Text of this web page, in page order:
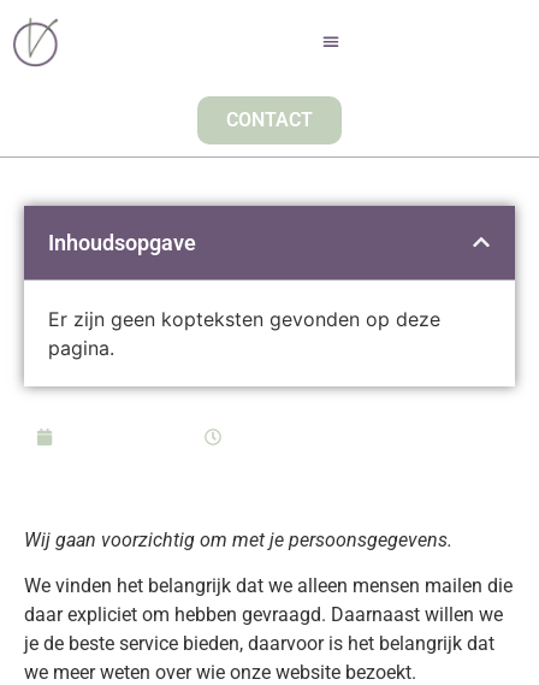
CONTACT
Wij gaan voorzichtig om met je persoonsgegevens.
We vinden het belangrijk dat we alleen mensen mailen die
daar expliciet om hebben gevraagd. Daarnaast willen we
je de beste service bieden, daarvoor is het belangrijk dat
we meer weten over wie onze website bezoekt.
Inhoudsopgave
Er zijn geen kopteksten gevonden op deze
pagina.